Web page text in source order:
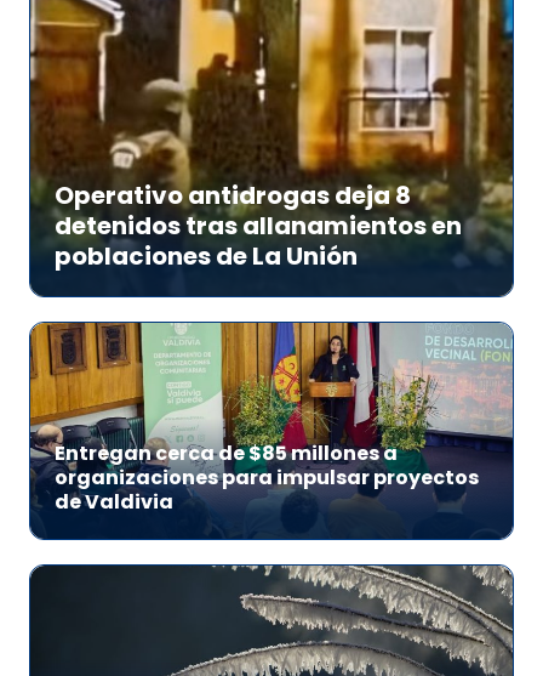
Operativo antidrogas deja 8
detenidos tras allanamientos en
poblaciones de La Unión
Entregan cerca de $85 millones a
organizaciones para impulsar proyectos
de Valdivia